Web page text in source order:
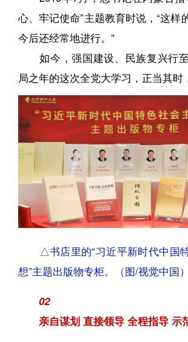
心、牢记使命”主题教育时说，“这样
今后还经常地进行。”
如今，强国建设、民族复兴行
局之年的这次全党大学习，正当其时
△书店里的“习近平新时代中国
想”主题出版物专柜。（图/视觉中国）
02
亲自谋划 直接领导 全程指导 示